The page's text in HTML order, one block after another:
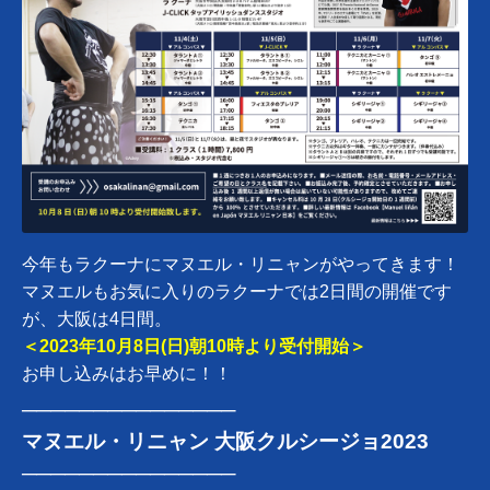
今年もラクーナにマヌエル・リニャンがやってきます！
マヌエルもお気に入りのラクーナでは2日間の開催です
が、大阪は4日間。
＜2023年10月8日(日)朝10時より受付開始＞
お申し込みはお早めに！！
───────────────
マヌエル・リニャン 大阪クルシージョ2023
───────────────